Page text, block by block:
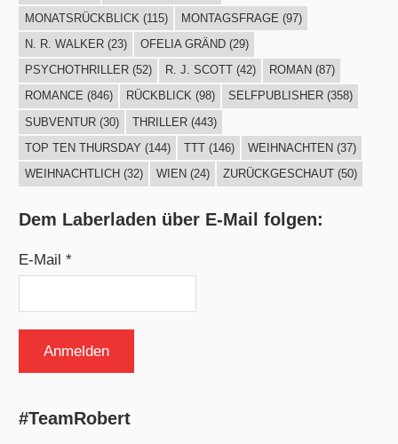
MONATSRÜCKBLICK (115) MONTAGSFRAGE (97)
N. R. WALKER(23) OFELIA GRÄND(29)
PSYCHOTHRILLER(52) R. J. SCOTT(42) ROMAN (87)
ROMANCE (846) RÜCKBLICK(98) SELFPUBLISHER(358)
SUBVENTUR(30) THRILLER(443)
TOP TEN THURSDAY (144) TTT(146) WEIHNACHTEN (37)
WEIHNACHTLICH (32) WIEN (24) ZURÜCKGESCHAUT(50)
Dem Laberladen über E-Mail folgen:
E-Mail *
#TeamRobert